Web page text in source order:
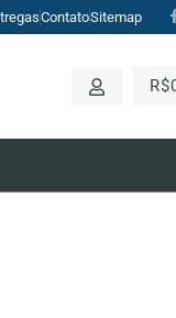
ContatoSitemap
R$